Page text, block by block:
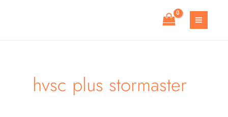
MAIN
hvsc plus stormaster